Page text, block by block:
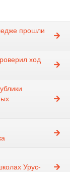
прошли
ход
Урус-